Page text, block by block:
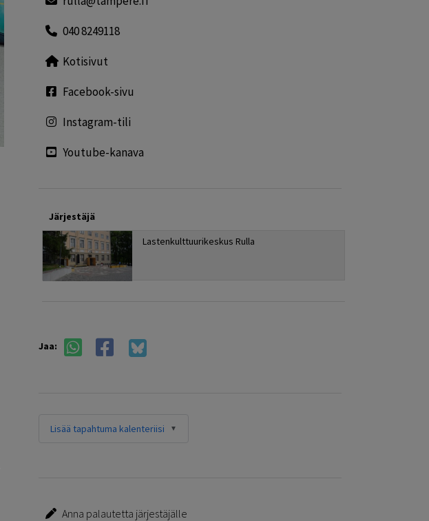
040 8249118
Kotisivut
Facebook-sivu
Instagram-tili
Youtube-kanava
Järjestäjä
Lastenkulttuurikeskus Rulla
Jaa:
Lisää tapahtuma kalenteriisi
Anna palautetta järjestäjälle